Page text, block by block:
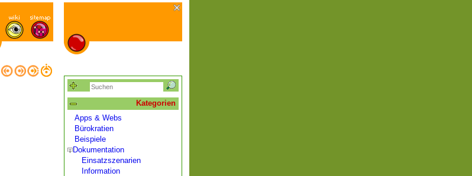
Kategorien
Apps & Webs
Bürokratien
Beispiele
Dokumentation
Einsatzszenarien
Information